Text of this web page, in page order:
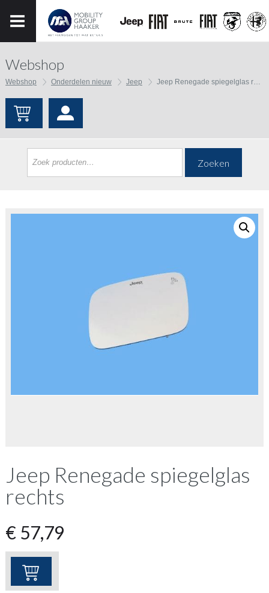
Webshop
Webshop Onderdelen nieuw Jeep Jeep Renegade spiegelglas rechts
Zoeken
Jeep Renegade spiegelglas
rechts
€57,79
Jeep
Renegade